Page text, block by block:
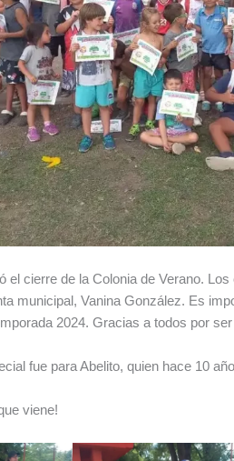
el cierre de la Colonia de Verano.
municipal, Vanina González. Es
2024. Gracias a todos por
fue para Abelito, quien hace 10
viene!